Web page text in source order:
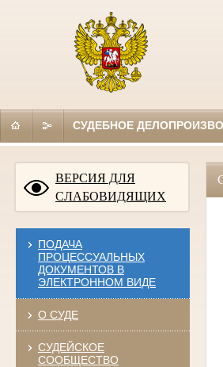
СУДЕБНОЕ
ВЕРСИЯ ДЛЯ
СЛАБОВИДЯЩИХ
ПОДАЧА
ПРОЦЕССУАЛЬНЫХ
ДОКУМЕНТОВ В
ЭЛЕКТРОННОМ ВИДЕ
О СУДЕ
СУДЕЙСКОЕ
СООБЩЕСТВО